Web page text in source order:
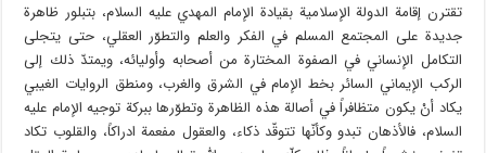
تقترن إقامة الدولة الإسلامية بقيادة الإمام المهدي عليه السلام، بتبلور ظاهرة
جديدة على المجتمع المسلم في الفكر والعلم والتطوّر العقلي، حتى يتجلى
التكامل الإنساني في الصفوة المختارة من أصحابه وأوليائه، ويمتدّ ذلك إلى
الركب الإيماني السائر بخط الإمام في الشرق والغرب، ومنطق الروايات الغيبي
يكاد أنْ يكون متظافراً في أصالة هذه الظاهرة وتطوّرها ببركة توجيه الإمام عليه
السلام، فالأذهان تبدو وكأنّها تتوقّد ذكاء، والعقول مفعمة ادراكاً، والقلوب تكاد